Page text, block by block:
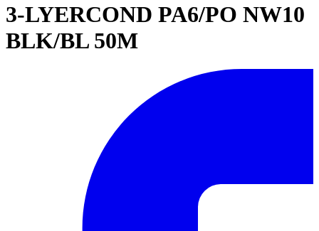
3-LYERCOND PA6/PO NW10
BLK/BL 50M